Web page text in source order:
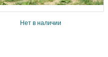
Нет в наличии